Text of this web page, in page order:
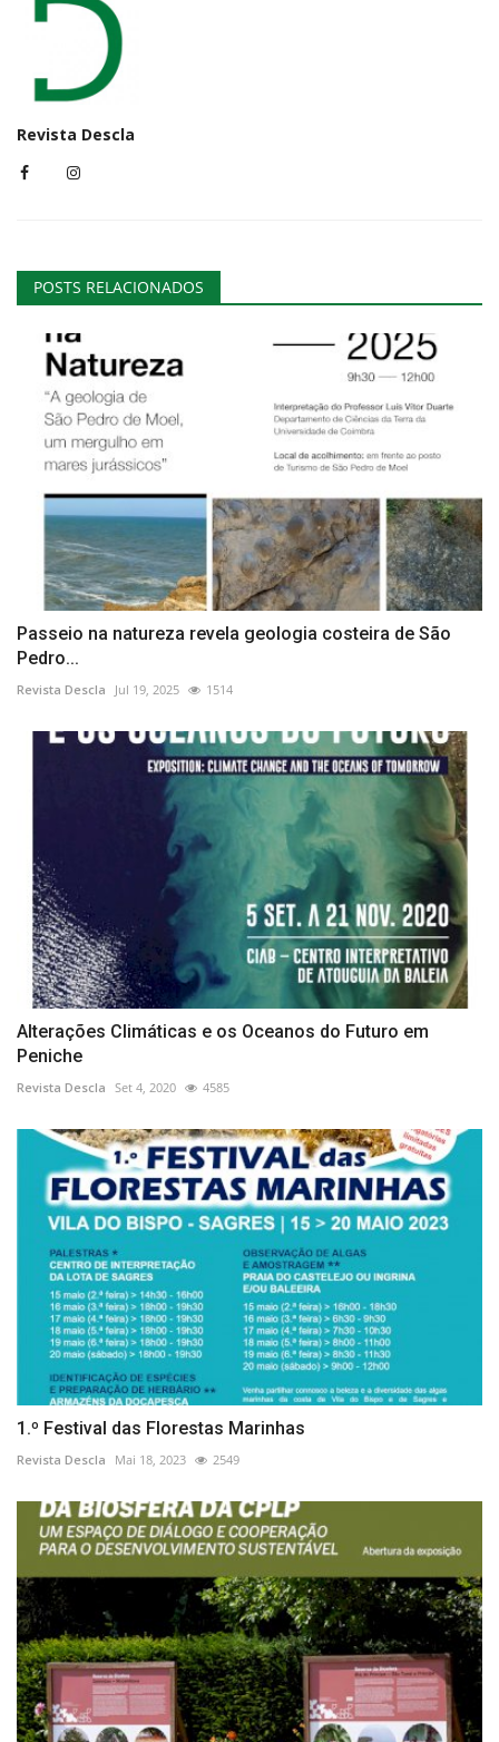
Revista Descla
POSTS RELACIONADOS
Passeio na natureza revela geologia costeira de São
Pedro...
Revista Descla Jul 19, 2025 1514
Alterações Climáticas e os Oceanos do Futuro em
Peniche
Revista Descla Set 4, 2020 4585
1.º Festival das Florestas Marinhas
Revista Descla Mai 18, 2023 2549